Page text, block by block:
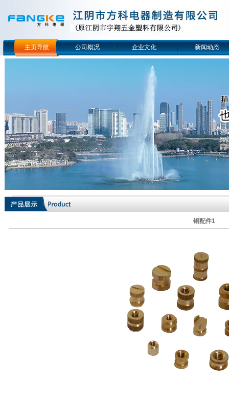
主页导航 公司概况 企业文化 新闻动态
铜配件1